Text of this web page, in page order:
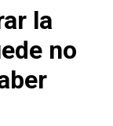
la
no